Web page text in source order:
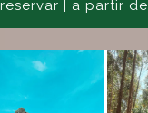
| a partir de